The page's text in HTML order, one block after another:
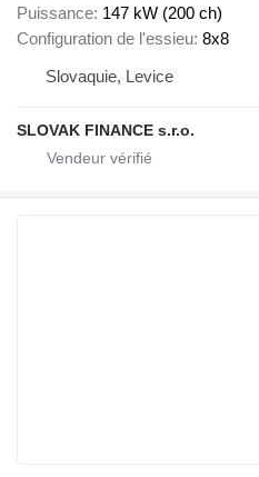
Puissance 147 kW (200 ch)
Configuration de l'essieu 8x8
Slovaquie, Levice
SLOVAK FINANCE s.r.o.